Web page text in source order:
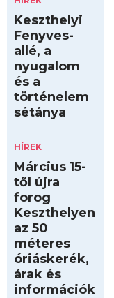
Keszthelyi
Fenyves-
allé, a
nyugalom
és a
történelem
sétánya
HÍREK
Március 15-
től újra
forog
Keszthelyen
az 50
méteres
óriáskerék,
árak és
információk